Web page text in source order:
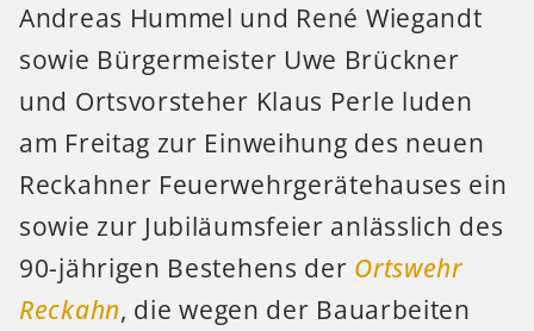
Andreas Hummel und René Wiegandt
sowie Bürgermeister Uwe Brückner
und Ortsvorsteher Klaus Perle luden
am Freitag zur Einweihung des neuen
Reckahner Feuerwehrgerätehauses ein
sowie zur Jubiläumsfeier anlässlich des
90-jährigen Bestehens der Ortswehr
Reckahn, die wegen der Bauarbeiten